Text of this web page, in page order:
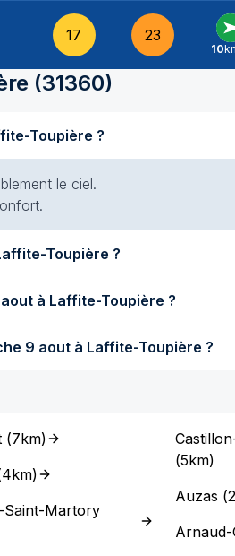
17 23
10
(31360)
jeudi 6 aout à Laffite-Toupière ?
le ciel.
vendredi 7 aout à Laffite-Toupière ?
fera-t-il samedi prochain samedi 8 aout à Laffite-Toupière ?
Quel temps fera-t-il dimanche prochain dimanche 9 aout à Laffite-Toupière ?
(7km)
4km)
Saint-Martory
(5km)
Auzas (
Arnaud-